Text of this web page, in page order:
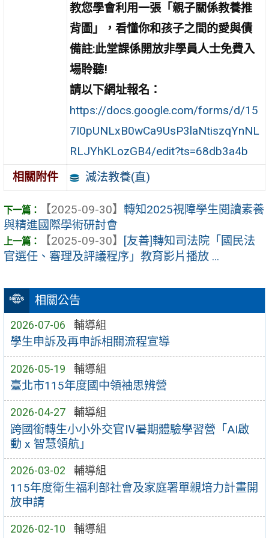
相關公告
2026-07-06 輔導組
學生申訴及再申訴相關流程宣導
2026-05-19 輔導組
臺北市115年度國中領袖思辨營
2026-04-27 輔導組
跨國銜轉生小小外交官Ⅳ暑期體驗學習營「AI啟
動 x 智慧領航」
2026-03-02 輔導組
115年度衛生福利部社會及家庭署單親培力計畫開
放申請
2026-02-10 輔導組
教您學會利用一張「親子關係教養推
背圖」，看懂你和孩子之間的愛與債
備註:此堂課係開放非學員人士免費入
場聆聽!
請以下網址報名：
https://docs.google.com/forms/d/15
7I0pUNLxB0wCa9UsP3laNtiszqYnNL
RLJYhKLozGB4/edit?ts=68db3a4b
相關附件
減法教養(直)
【2025-09-30】 轉知2025視障學生閱讀素養
與精進國際學術研討會
【2025-09-30】 [友善]轉知司法院「國民法
官選任、審理及評議程序」教育影片播放 ...